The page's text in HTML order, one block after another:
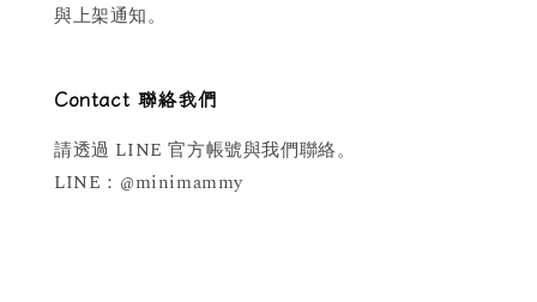
與上架通知。
Contact 聯絡我們
請透過 LINE 官方帳號與我們聯絡。
LINE：@minimammy